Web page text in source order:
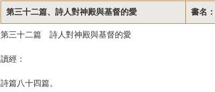
第三十二篇、詩人對神殿與基督的愛 書名：
第三十二篇 詩人對神殿與基督的愛
讀經：
詩篇八十四篇。